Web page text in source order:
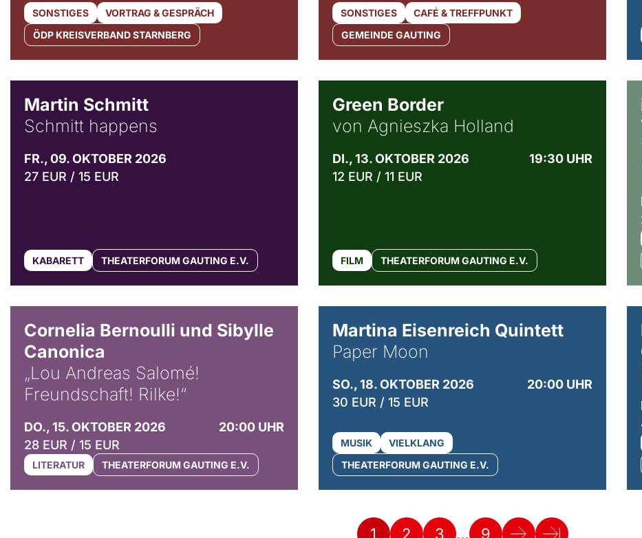
SONSTIGES
VORTRAG & GESPRÄCH
ÖDP KREISVERBAND STARNBERG
SONSTIGES
CAFÉ & TREFFPUNKT
GEMEINDE GAUTING
Martin Schmitt
Schmitt happens
FR., 09. OKTOBER 2026
27 EUR / 15 EUR
KABARETT THEATERFORUM GAUTING E.V.
Green Border
von Agnieszka Holland
DI., 13. OKTOBER 2026
19:30 UHR
12 EUR / 11 EUR
FILM THEATERFORUM GAUTING E.V.
Cornelia Bernoulli und Sibylle
Canonica
„Lou Andreas Salomé!
Freundschaft! Rilke!“
DO., 15. OKTOBER 2026
20:00 UHR
28 EUR / 15 EUR
LITERATUR THEATERFORUM GAUTING E.V.
Martina Eisenreich Quintett
Paper Moon
SO., 18. OKTOBER 2026
20:00 UHR
30 EUR / 15 EUR
MUSIK
VIELKLANG
THEATERFORUM GAUTING E.V.
1 2 3 … 9